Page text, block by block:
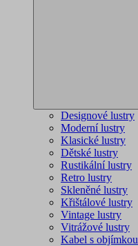
Designové lustry
Moderní lustry
Klasické lustry
Dětské lustry
Rustikální lustry
Retro lustry
Skleněné lustry
Křištálové lustry
Vintage lustry
Vitrážové lustry
Kabel s objímkou